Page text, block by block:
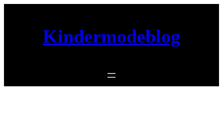
Kindermodeblog